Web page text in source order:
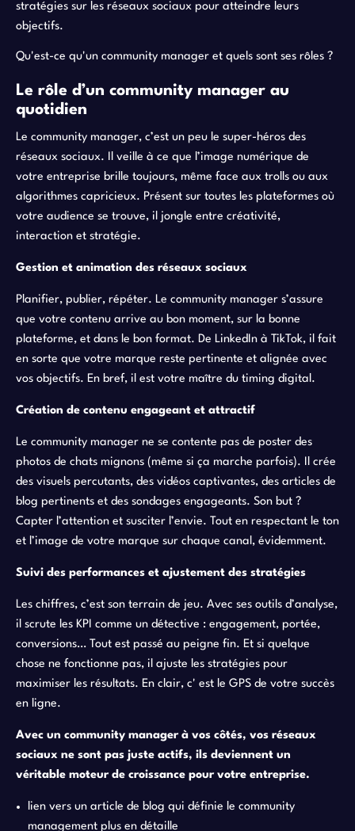
stratégies sur les réseaux sociaux pour atteindre leurs
objectifs.
Qu'est-ce qu'un community manager et quels sont ses rôles ?
Le rôle d’un community manager au
quotidien
Le community manager, c’est un peu le super-héros des
réseaux sociaux. Il veille à ce que l’image numérique de
votre entreprise brille toujours, même face aux trolls ou aux
algorithmes capricieux. Présent sur toutes les plateformes où
votre audience se trouve, il jongle entre créativité,
interaction et stratégie.
Gestion et animation des réseaux sociaux
Planifier, publier, répéter. Le community manager s’assure
que votre contenu arrive au bon moment, sur la bonne
plateforme, et dans le bon format. De LinkedIn à TikTok, il fait
en sorte que votre marque reste pertinente et alignée avec
vos objectifs. En bref, il est votre maître du timing digital.
Création de contenu engageant et attractif
Le community manager ne se contente pas de poster des
photos de chats mignons (même si ça marche parfois). Il crée
des visuels percutants, des vidéos captivantes, des articles de
blog pertinents et des sondages engageants. Son but ?
Capter l’attention et susciter l’envie. Tout en respectant le ton
et l’image de votre marque sur chaque canal, évidemment.
Suivi des performances et ajustement des stratégies
Les chiffres, c’est son terrain de jeu. Avec ses outils d’analyse,
il scrute les KPI comme un détective : engagement, portée,
conversions… Tout est passé au peigne fin. Et si quelque
chose ne fonctionne pas, il ajuste les stratégies pour
maximiser les résultats. En clair, c' est le GPS de votre succès
en ligne.
Avec un community manager à vos côtés, vos réseaux
sociaux ne sont pas juste actifs, ils deviennent un
véritable moteur de croissance pour votre entreprise.
lien vers un article de blog qui définie le community
management plus en détaille